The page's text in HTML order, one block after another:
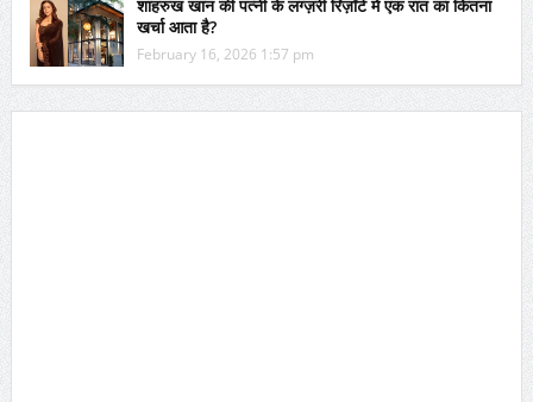
शाहरुख खान की पत्नी के लग्ज़री रिज़ॉर्ट में एक रात का कितना
खर्चा आता है?
February 16, 2026 1:57 pm